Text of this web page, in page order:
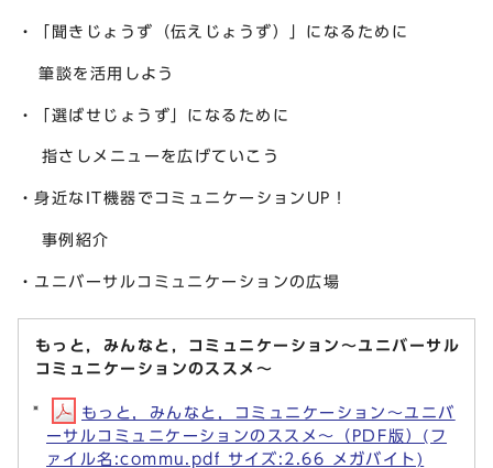
・「聞きじょうず（伝えじょうず）」になるために
筆談を活用しよう
・「選ばせじょうず」になるために
指さしメニューを広げていこう
・身近なIT機器でコミュニケーションUP！
事例紹介
・ユニバーサルコミュニケーションの広場
もっと，みんなと，コミュニケーション～ユニバーサル
コミュニケーションのススメ～
もっと，みんなと，コミュニケーション～ユニバ
ーサルコミュニケーションのススメ～（PDF版）(フ
ァイル名:commu.pdf サイズ:2.66 メガバイト)